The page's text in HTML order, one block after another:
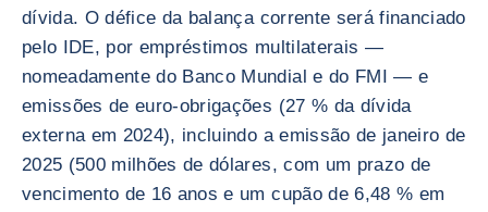
dívida. O défice da balança corrente será financiado
pelo IDE, por empréstimos multilaterais —
nomeadamente do Banco Mundial e do FMI — e
emissões de euro-obrigações (27 % da dívida
externa em 2024), incluindo a emissão de janeiro de
2025 (500 milhões de dólares, com um prazo de
vencimento de 16 anos e um cupão de 6,48 % em